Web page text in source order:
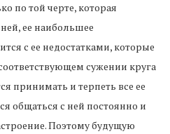
по той черте, которая
ее наибольшее
с ее недостатками, которые
сужении круга
принимать и терпеть все ее
общаться с ней постоянно и
Поэтому будущую